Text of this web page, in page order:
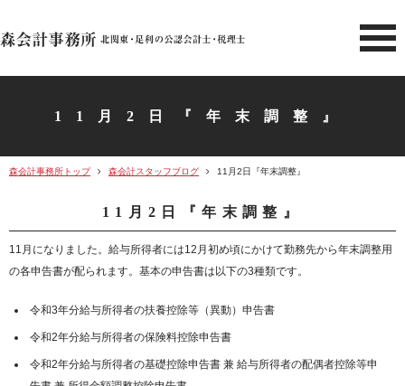
北関東 足利市の公認会計士・
11月2日『年末調整』
森会計事務所トップ 森会計スタッフブログ 11月2日『年末調整』
11月2日『年末調整』
11月になりました。給与所得者には12月初め頃にかけて勤務先から年末調整用
の各申告書が配られます。基本の申告書は以下の3種類です。
令和3年分給与所得者の扶養控除等（異動）申告書
令和2年分給与所得者の保険料控除申告書
令和2年分給与所得者の基礎控除申告書 兼 給与所得者の配偶者控除等申